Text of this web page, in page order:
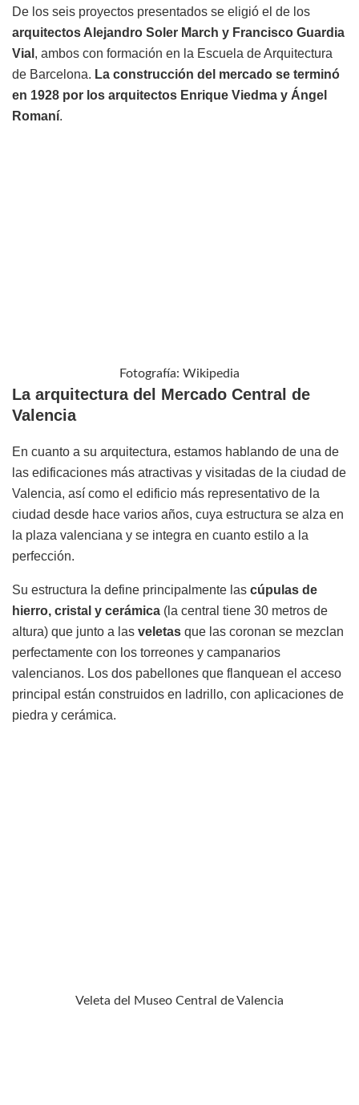
De los seis proyectos presentados se eligió el de los
arquitectos Alejandro Soler March y Francisco Guardia
Vial , ambos con formación en la Escuela de Arquitectura
de Barcelona. La construcción del mercado se terminó
en 1928 por los arquitectos Enrique Viedma y Ángel
Romaní.
Fotografía: Wikipedia
La arquitectura del Mercado Central de
Valencia
En cuanto a su arquitectura, estamos hablando de una de
las edificaciones más atractivas y visitadas de la ciudad de
Valencia, así como el edificio más representativo de la
ciudad desde hace varios años, cuya estructura se alza en
la plaza valenciana y se integra en cuanto estilo a la
perfección.
Su estructura la define principalmente las cúpulas de
hierro, cristal y cerámica (la central tiene 30 metros de
altura) que junto a las veletas que las coronan se mezclan
perfectamente con los torreones y campanarios
valencianos. Los dos pabellones que flanquean el acceso
principal están construidos en ladrillo, con aplicaciones de
piedra y cerámica.
Veleta del Museo Central de Valencia